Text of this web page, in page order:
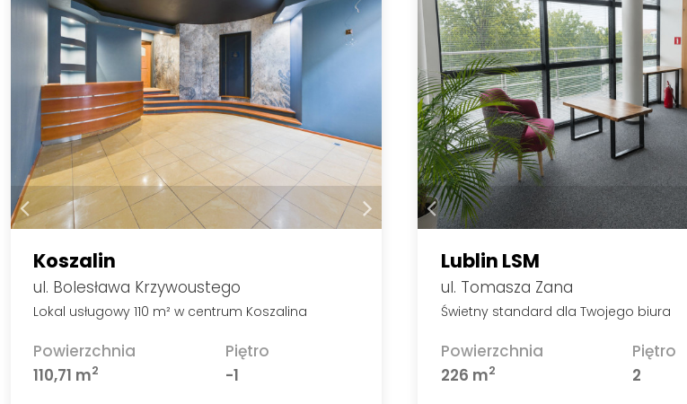
Koszalin
ul. Bolesława Krzywoustego
Lokal usługowy 110 m² w centrum Koszalina
Powierzchnia
110,71 m2
Piętro
-1
Lublin LSM
ul. Tomasza Zana
Świetny standard dla Twojego biura
Powierzchnia
226 m2
Piętro
2